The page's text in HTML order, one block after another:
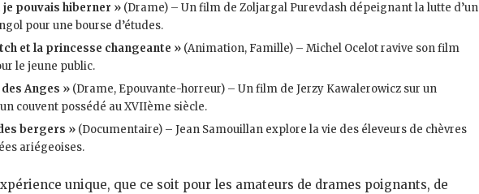
je pouvais hiberner » (Drame) – Un film de Zoljargal Purevdash dépeignant la lutte d’un
pour une bourse d’études​​.
et la princesse changeante » (Animation, Famille) – Michel Ocelot ravive son film
le jeune public​​.
Anges » (Drame, Epouvante-horreur) – Un film de Jerzy Kawalerowicz sur un
couvent possédé au XVIIème siècle​​.
bergers » (Documentaire) – Jean Samouillan explore la vie des éleveurs de chèvres
ariégeoises​​.
unique, que ce soit pour les amateurs de drames poignants, de